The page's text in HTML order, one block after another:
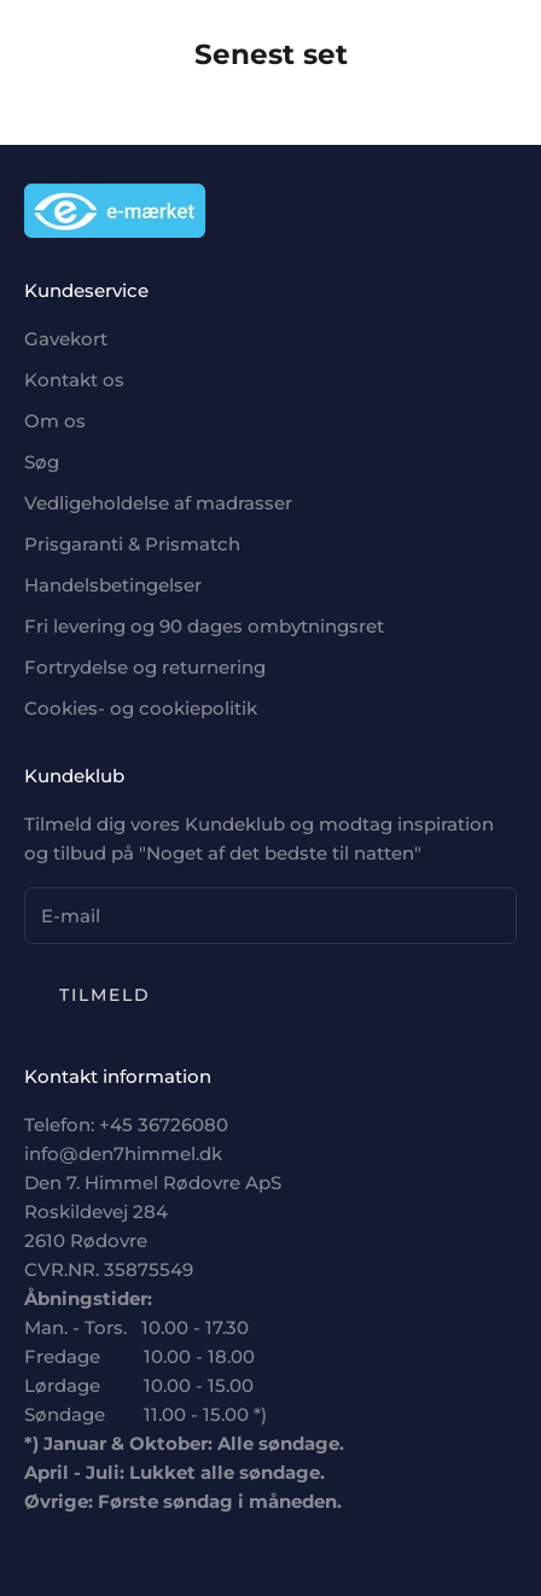
Senest set
Kundeservice
Gavekort
Kontakt os
Om os
Søg
Vedligeholdelse af madrasser
Prisgaranti & Prismatch
Handelsbetingelser
Fri levering og 90 dages ombytningsret
Fortrydelse og returnering
Cookies- og cookiepolitik
Kundeklub
Tilmeld dig vores Kundeklub og modtag inspiration
og tilbud på "Noget af det bedste til natten"
TILMELD
Kontakt information
Telefon: +45 36726080
info@den7himmel.dk
Den 7. Himmel Rødovre ApS
Roskildevej 284
2610 Rødovre
CVR.NR. 35875549
Åbningstider:
Man. - Tors. 10.00 - 17.30
Fredage 10.00 - 18.00
Lørdage 10.00 - 15.00
Søndage 11.00 - 15.00 *)
*) Januar & Oktober: Alle søndage.
April - Juli: Lukket alle søndage.
Øvrige: Første søndag i måneden.